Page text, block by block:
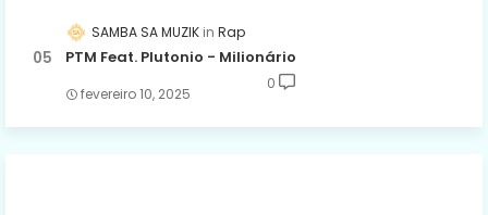
SAMBA SA MUZIK Rap
PTM Feat. Plutonio - Milionário
fevereiro 10, 2025
0